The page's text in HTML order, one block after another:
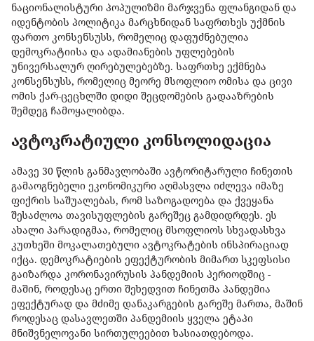
ნაციონალისტური პოპულიზმი მარჯვენა ფლანგიდან და
იდენტობის პოლიტიკა მარცხნიდან საფრთხეს უქმნის
ფართო კონსენსუსს, რომელიც დაფუძნებულია
დემოკრატიისა და ადამიანების უფლებების
უნივერსალურ ღირებულებებზე. საფრთხე ექმნება
კონსენსუსს, რომელიც მეორე მსოფლიო ომისა და ცივი
ომის ქარ-ცეცხლში დიდი შეცდომების გადააზრების
შემდეგ ჩამოყალიბდა.
ავტოკრატიული კონსოლიდაცია
ამავე 30 წლის განმავლობაში ავტორიტარული ჩინეთის
გამაოგნებელი ეკონომიკური აღმასვლა იძლევა იმაზე
ფიქრის საშუალებას, რომ საზოგადოება და ქვეყანა
შესაძლოა თავისუფლების გარეშეც გამდიდრდეს. ეს
ახალი პარადიგმაა, რომელიც მსოფლიოს სხვადასხვა
კუთხეში მოკალათებული ავტოკრატების ინსპირაციად
იქცა. დემოკრატიების ეფექტურობის მიმართ სკეფსისი
გაიზარდა კორონავირუსის პანდემიის პერიოდშიც -
მაშინ, როდესაც ერთი შეხედვით ჩინეთმა პანდემია
ეფექტურად და მძიმე დანაკარგების გარეშე მართა, მაშინ
როდესაც დასავლეთში პანდემიის ყველა ეტაპი
მნიშვნელოვანი სირთულეებით ხასიათდებოდა.